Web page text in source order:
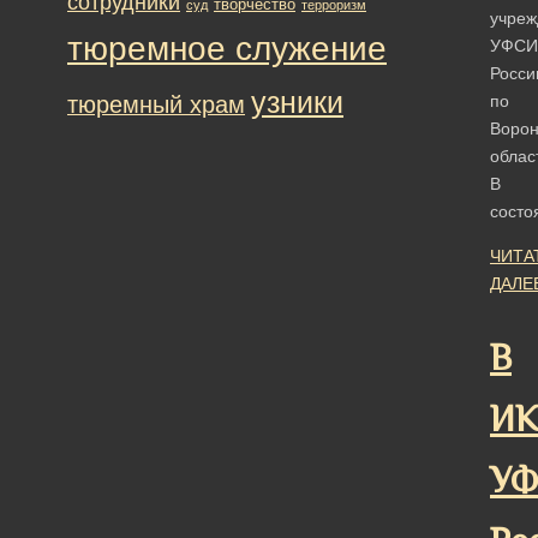
по
В
В
суд творчество терроризм
тюремное служение
тюремный храм узники